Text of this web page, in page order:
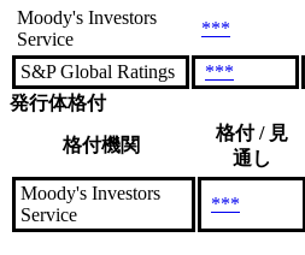
Moody's Investors
Service
***
S&P Global Ratings ***
発行体格付
格付機関
格付 / 見
通し
Moody's Investors
Service
***